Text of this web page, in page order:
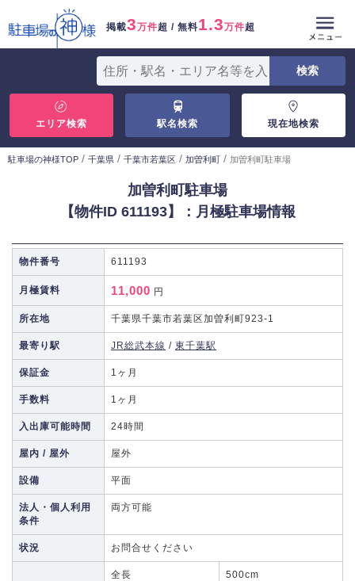
掲載3万件超 / 無料1.3万件超
エリア検索 駅名検索 現在地検索
駐車場の神様TOP / 千葉県 / 千葉市若葉区 / 加曽利町 / 加曽利町駐車場
加曽利町駐車場
【物件ID 611193】：月極駐車場情報
物件番号 611193
月極賃料 11,000 円
所在地 千葉県千葉市若葉区加曽利町923-1
最寄り駅 JR総武本線 / 東千葉駅
保証金 1ヶ月
手数料 1ヶ月
入出庫可能時間 24時間
屋内 / 屋外 屋外
設備 平面
法人・個人利用
条件
両方可能
状況 お問合せください
全長 500cm